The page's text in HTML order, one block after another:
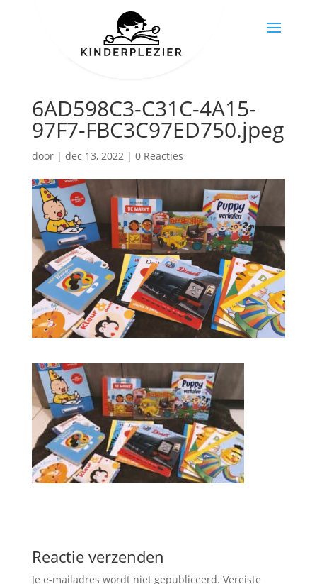
6AD598C3-C31C-4A15-
97F7-FBC3C97ED750.jpeg
door | dec 13, 2022| 0 Reacties
Reactie verzenden
Je e-mailadres wordt niet gepubliceerd. Vereiste